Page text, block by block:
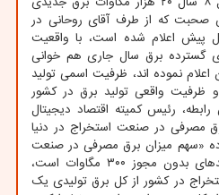
صحبت که از طرف آقای روحانی در
پیش اعلام شده است، با واقعیت
گسترده برق سال جاری هم خوانی
اعلام نموده اند، ظرفیت اسمی تولید
۸۵۰۰۰ مگاوات و ظرفیت واقعی تولید برق در کشور
رابطه، رئیس کمیته اقتصاد دیجیتال
مصرفی در صنعت استخراج در دنیا
کرده «سهم میزان برق مصرفی در صنعت
استخراج در واحدهای در واحدهای بدون مجوز ۳۰۰ مگاوات است،
در کشور از کل برق تولیدی یک